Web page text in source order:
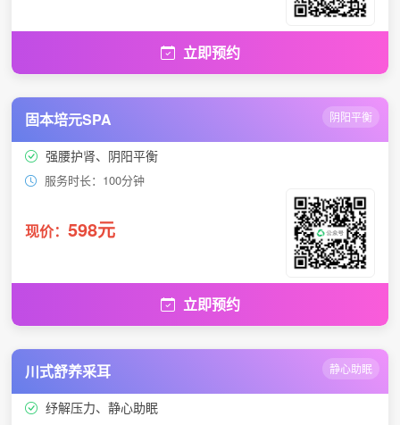
立即预约
固本培元SPA 阴阳平衡
强腰护肾、阴阳平衡
服务时长：100分钟
现价： 598元
立即预约
川式舒养采耳 静心助眠
纾解压力、静心助眠